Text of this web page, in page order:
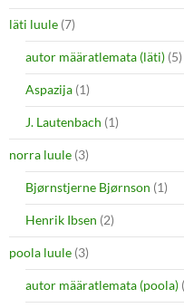
läti luule (7)
autor määratlemata (läti) (5)
Aspazija (1)
J. Lautenbach (1)
norra luule (3)
Bjørnstjerne Bjørnson (1)
Henrik Ibsen (2)
poola luule (3)
autor määratlemata (poola)